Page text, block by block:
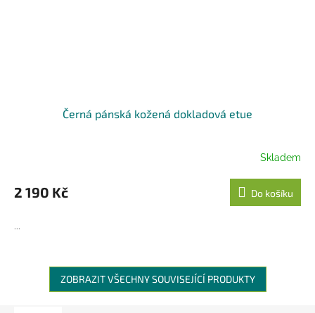
Černá pánská kožená dokladová etue
Skladem
2 190 Kč Do košíku
...
ZOBRAZIT VŠECHNY SOUVISEJÍCÍ PRODUKTY